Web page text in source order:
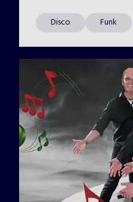
Disco Funk